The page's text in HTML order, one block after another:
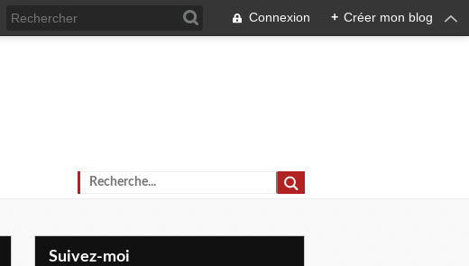
Connexion + Créer mon blog
Suivez-moi